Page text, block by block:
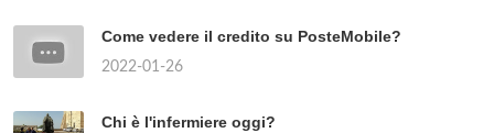
Come vedere il credito su PosteMobile?
2022-01-26
Chi è l'infermiere oggi?